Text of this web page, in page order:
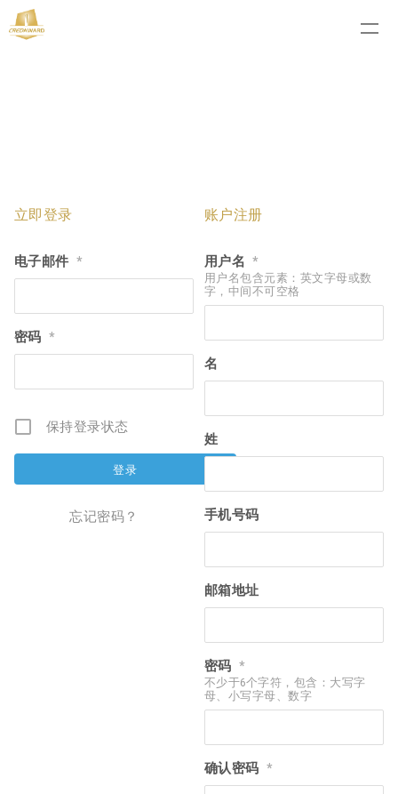
立即登录
电子邮件 *
密码 *
保持登录状态
忘记密码？
账户注册
用户名 *
用户名包含元素：英文字母或数
字，中间不可空格
名
姓
手机号码
邮箱地址
密码 *
不少于6个字符，包含：大写字
母、小写字母、数字
确认密码 *